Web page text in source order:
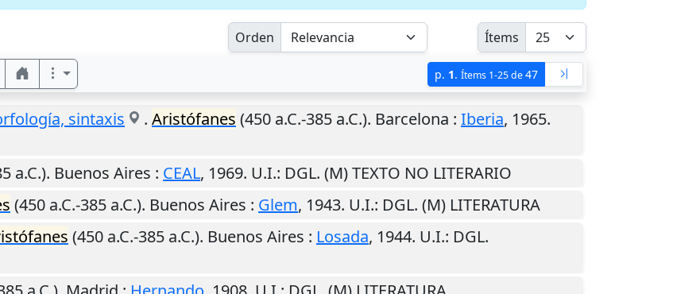
Orden Ítems
p. 1. Ítems 1-25 de47
sintaxis . Aristófanes (450 a.C.-385 a.C.). Barcelona : Iberia, 1965.
a.C.). Buenos Aires : CEAL, 1969. U.I.: DGL. (M) TEXTO NO LITERARIO
(450 a.C.-385 a.C.). Buenos Aires : Glem, 1943. U.I.: DGL. (M) LITERATURA
(450 a.C.-385 a.C.). Buenos Aires : Losada, 1944. U.I.: DGL.